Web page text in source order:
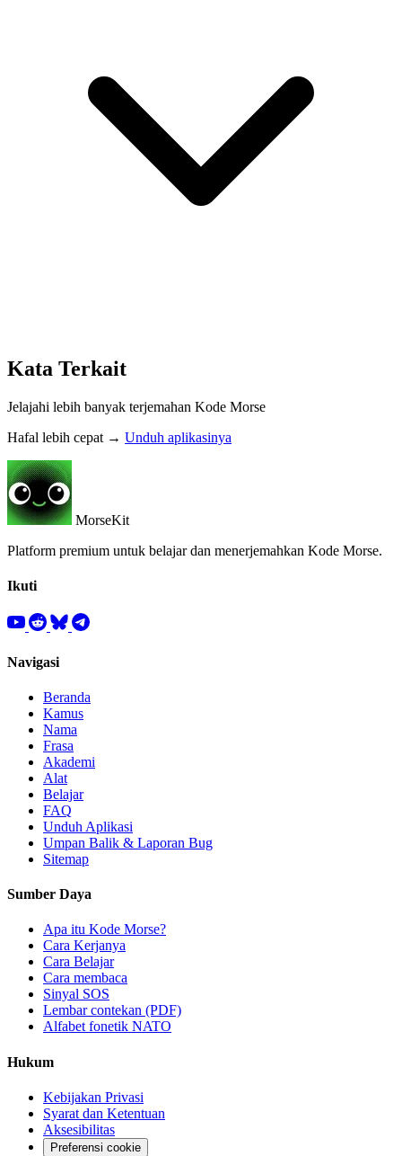
Kata Terkait
Jelajahi lebih banyak terjemahan Kode Morse
Hafal lebih cepat → Unduh aplikasinya
MorseKit
Platform premium untuk belajar dan menerjemahkan Kode Morse.
Ikuti
Navigasi
Beranda
Kamus
Nama
Frasa
Akademi
Alat
Belajar
FAQ
Unduh Aplikasi
Umpan Balik & Laporan Bug
Sitemap
Sumber Daya
Apa itu Kode Morse?
Cara Kerjanya
Cara Belajar
Cara membaca
Sinyal SOS
Lembar contekan (PDF)
Alfabet fonetik NATO
Hukum
Kebijakan Privasi
Syarat dan Ketentuan
Aksesibilitas
Preferensi cookie